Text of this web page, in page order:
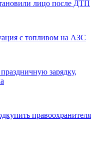
лицо после ДТП
с топливом на АЗС
зарядку,
правоохранителя